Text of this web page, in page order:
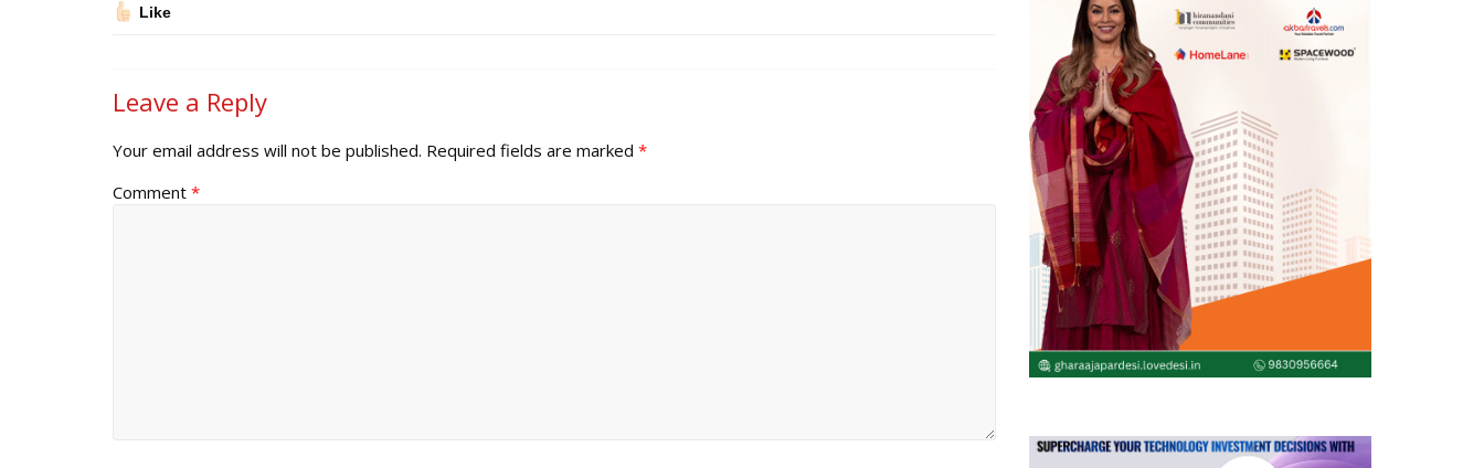
Like
Leave a Reply
Your email address will not be published. Required fields are marked *
Comment *